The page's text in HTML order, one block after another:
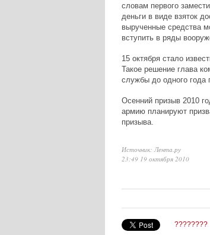
словам первого
деньги в виде взяток
вырученные средства
вступить в ряды
15 октября стало
Такое решение глава
службы до одного года
Осенний призыв 2010
армию планируют
призыва.
Источник: Лента.ру
23:49 19 октября 2010
????????